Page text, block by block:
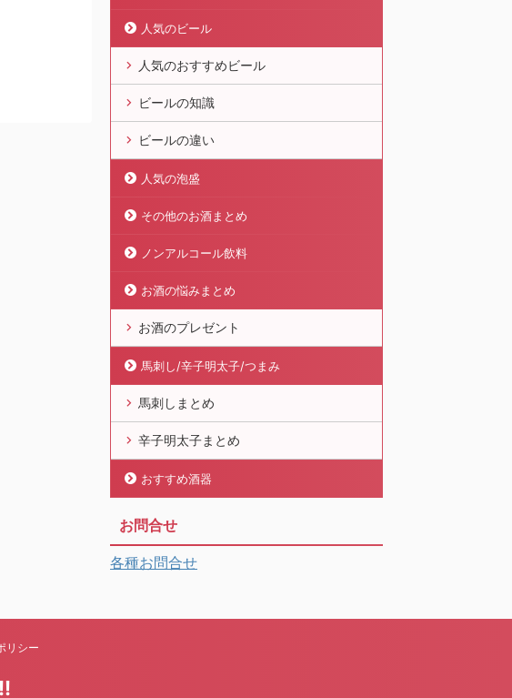
人気のビール
人気のおすすめビール
ビールの知識
ビールの違い
人気の泡盛
その他のお酒まとめ
ノンアルコール飲料
お酒の悩みまとめ
お酒のプレゼント
馬刺し/辛子明太子/つまみ
馬刺しまとめ
辛子明太子まとめ
おすすめ酒器
お問合せ
各種お問合せ
リシー